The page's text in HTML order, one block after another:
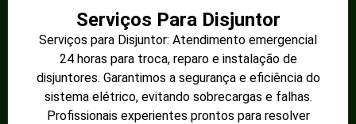
Serviços Para Disjuntor
Serviços para Disjuntor: Atendimento emergencial
24 horas para troca, reparo e instalação de
disjuntores. Garantimos a segurança e eficiência do
sistema elétrico, evitando sobrecargas e falhas.
Profissionais experientes prontos para resolver